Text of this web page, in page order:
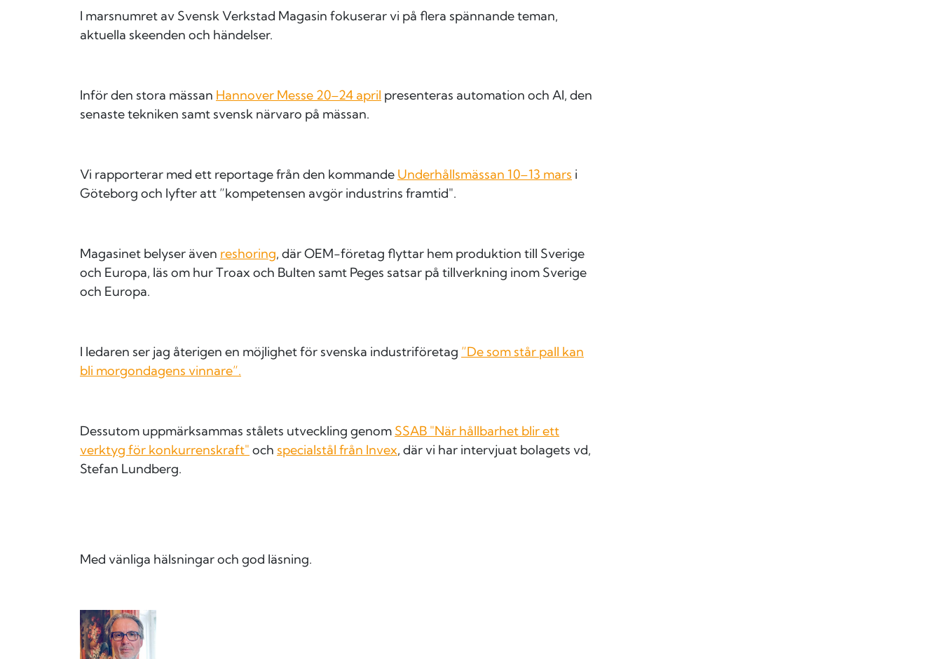
I marsnumret av Svensk Verkstad Magasin fokuserar vi på flera spännande teman,
aktuella skeenden och händelser.
Inför den stora mässan Hannover Messe 20–24 april presenteras automation och AI, den
senaste tekniken samt svensk närvaro på mässan.
Vi rapporterar med ett reportage från den kommande Underhållsmässan 10–13 mars i
Göteborg och lyfter att ”kompetensen avgör industrins framtid".
Magasinet belyser även reshoring, där OEM-företag flyttar hem produktion till Sverige
och Europa, läs om hur Troax och Bulten samt Peges satsar på tillverkning inom Sverige
och Europa.
I ledaren ser jag återigen en möjlighet för svenska industriföretag ”De som står pall kan
bli morgondagens vinnare”.
Dessutom uppmärksammas stålets utveckling genom SSAB "När hållbarhet blir ett
verktyg för konkurrenskraft" och specialstål från Invex, där vi har intervjuat bolagets vd,
Stefan Lundberg.
Med vänliga hälsningar och god läsning.